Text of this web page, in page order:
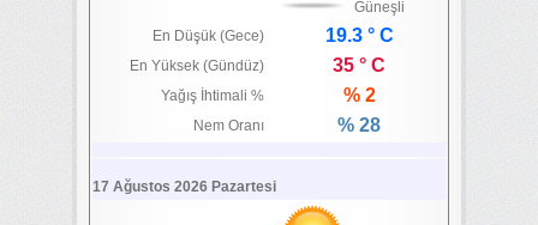
Güneşli
En Düşük (Gece)
19.3 ° C
En Yüksek (Gündüz) 35 ° C
Yağış İhtimali % % 2
Nem Oranı % 28
17 Ağustos 2026 Pazartesi